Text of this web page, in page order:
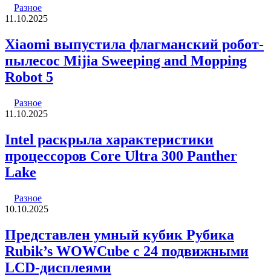
Разное
11.10.2025
Xiaomi выпустила флагманский робот-
пылесос Mijia Sweeping and Mopping
Robot 5
Разное
11.10.2025
Intel раскрыла характеристики
процессоров Core Ultra 300 Panther
Lake
Разное
10.10.2025
Представлен умный кубик Рубика
Rubik’s WOWCube с 24 подвижными
LCD-дисплеями